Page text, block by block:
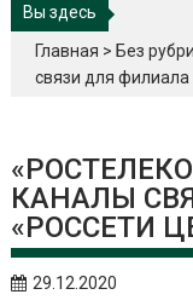
Вы здесь
Главная > Без
связи для филиала
КАНАЛЫ
«РОССЕТИ
29.12.2020